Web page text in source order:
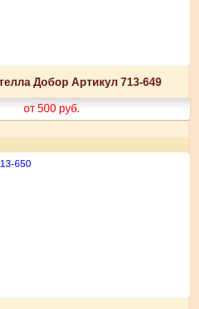
Добор Артикул 713-649
от 500 руб.